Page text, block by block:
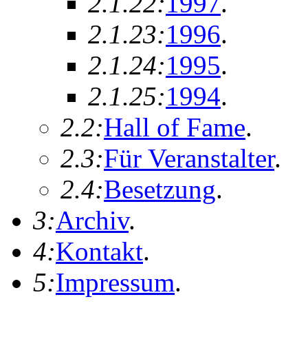
2.1.23:1996.
2.1.24:1995.
2.1.25:1994.
2.2:Hall of Fame.
2.3:Für Veranstalter.
2.4:Besetzung.
3:Archiv.
4:Kontakt.
5:Impressum.